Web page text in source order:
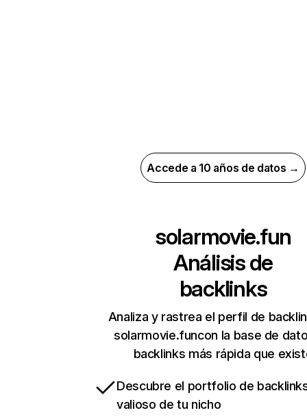
Accede a 10 años de datos →
solarmovie.fun
Análisis de
backlinks
Analiza y rastrea el perfil de
solarmovie.funcon la base de
backlinks más rápida que
Descubre el portfolio de
valioso de tu nicho